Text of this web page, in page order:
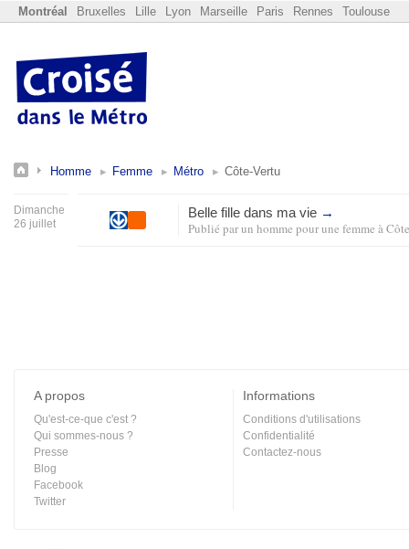
Montréal Bruxelles Lille Lyon Marseille Paris Rennes Toulouse
Homme Femme Métro Côte-Vertu
Dimanche
26 juillet
Belle fille dans ma vie →
Publié parun homme pour une femme à
A propos
Qu'est-ce-que c'est ?
Qui sommes-nous ?
Presse
Blog
Facebook
Twitter
Informations
Conditions d'utilisations
Confidentialité
Contactez-nous